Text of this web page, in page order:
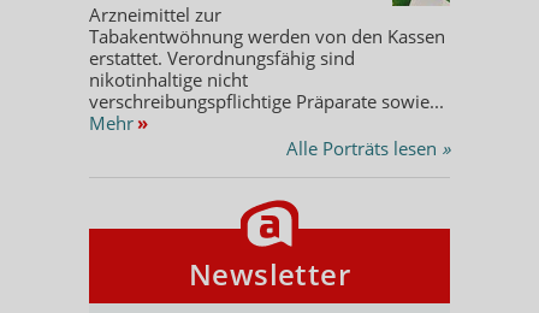
Arzneimittel zur
Tabakentwöhnung werden von den Kassen
erstattet. Verordnungsfähig sind
nikotinhaltige nicht
verschreibungspflichtige Präparate sowie...
Mehr »
Alle Porträts lesen »
Newsletter